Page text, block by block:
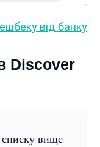
від банку
Discover
списку вище